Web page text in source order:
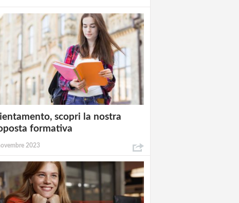
scopri la nostra
formativa
2023